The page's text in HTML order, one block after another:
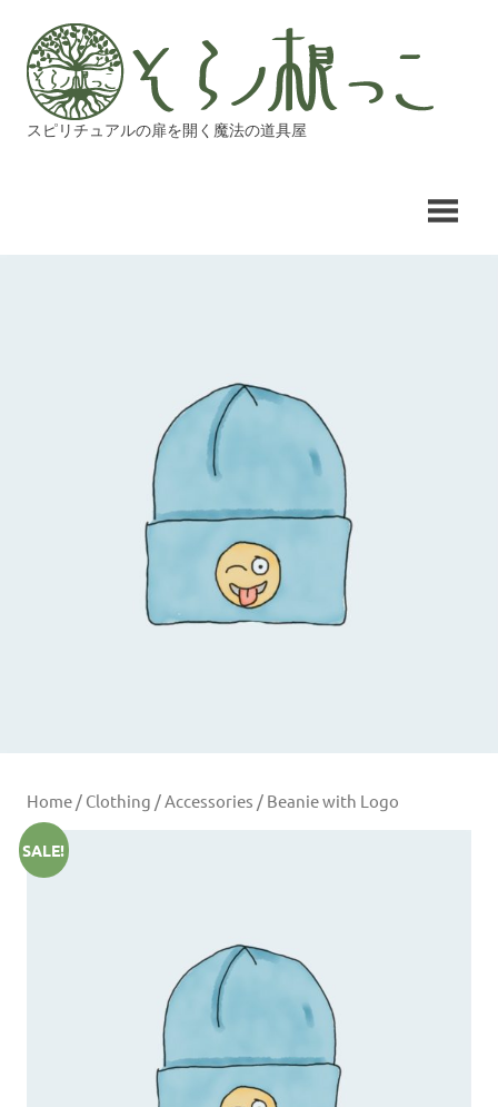
プ
根
っ
スピリチュアルの扉を開く魔法の道具屋
Home / Clothing /Accessories / Beanie with Logo
SALE!